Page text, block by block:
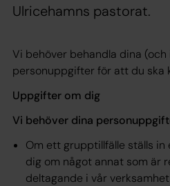
Ulricehamns pastorat.
Vi behöver behandla dina
personuppgifter för att du ska
Uppgifter om dig
Vi behöver dina
Om ett grupptillfälle ställs in
dig om något annat som är
deltagande i vår